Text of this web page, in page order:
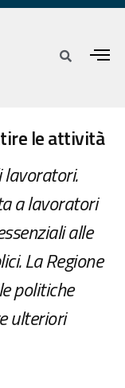
le attività
lavoratori.
a lavoratori
alle
La Regione
politiche
ulteriori